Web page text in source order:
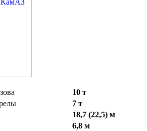
10 т
7 т
18,7 (22,5) м
6,8 м